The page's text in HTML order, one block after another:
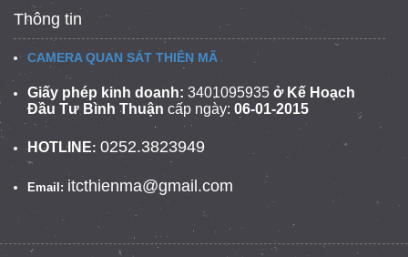
Thông tin
CAMERA QUAN SÁT THIÊN MÃ
Giấy phép kinh doanh: 3401095935 ở Kế Hoạch
Đầu Tư Bình Thuận cấp ngày: 06-01-2015
HOTLINE: 0252.3823949
Email: itcthienma@gmail.com